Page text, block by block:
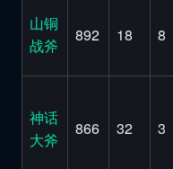
山铜
战斧
892 18 8
神话
大斧
866 32 3